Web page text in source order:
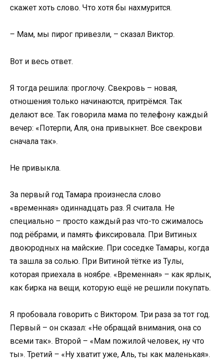
скажет хоть слово. Что хотя бы нахмурится.
– Мам, мы пирог привезли, – сказал Виктор.
Вот и весь ответ.
Я тогда решила: проглочу. Свекровь – новая,
отношения только начинаются, притрёмся. Так
делают все. Так говорила мама по телефону каждый
вечер: «Потерпи, Аля, она привыкнет. Все свекрови
сначала так».
Не привыкла.
За первый год Тамара произнесла слово
«временная» одиннадцать раз. Я считала. Не
специально – просто каждый раз что-то сжималось
под рёбрами, и память фиксировала. При Витиных
двоюродных на майские. При соседке Тамары, когда
та зашла за солью. При Витиной тётке из Тулы,
которая приехала в ноябре. «Временная» – как ярлык,
как бирка на вещи, которую ещё не решили покупать.
Я пробовала говорить с Виктором. Три раза за тот год.
Первый – он сказал: «Не обращай внимания, она со
всеми так». Второй – «Мам пожилой человек, ну что
ты». Третий – «Ну хватит уже, Аль, ты как маленькая».